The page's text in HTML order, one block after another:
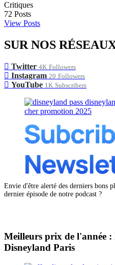
Critiques
72 Posts
View Posts
SUR NOS
Twitter 4K Followers
Instagram 20 Followers
YouTube 1K Subscribers
Envie d'être alerté des derniers bons
dernier épisode de notre podcast ?
Meilleurs prix de l'année
Disneyland Paris